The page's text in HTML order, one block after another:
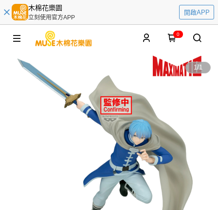
木棉花樂園
立刻使用官方APP
開啟APP
0
1/1